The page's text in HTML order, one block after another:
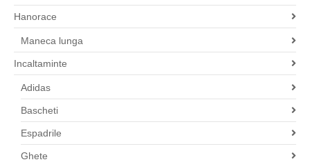
Hanorace
Maneca lunga
Incaltaminte
Adidas
Bascheti
Espadrile
Ghete